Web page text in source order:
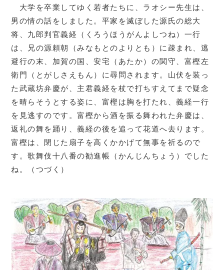
大学を卒業してゆく若者たちに、ラオシー先生は、
男の情の話をしました。平家を滅ぼした源氏の総大
将、九郎判官義経（くろうほうがんよしつね）一行
は、兄の源頼朝（みなもとのよりとも）に疎まれ、逃
避行の末、加賀の国、安宅（あたか）の関守、富樫左
衛門（とがしさえもん）に尋問されます。山伏を装っ
た武蔵坊弁慶が、主君義経を杖で打ちすえてまで疑念
を晴らそうとする姿に、富樫は胸を打たれ、義経一行
を見逃すのです。富樫から酒を振る舞われた弁慶は、
返礼の舞を踊り、義経の後を追って花道へ去ります。
富樫は、閉じた扇子を高くかかげて無事を祈るので
す。歌舞伎十八番の勧進帳（かんじんちょう）でした
ね。（つづく）